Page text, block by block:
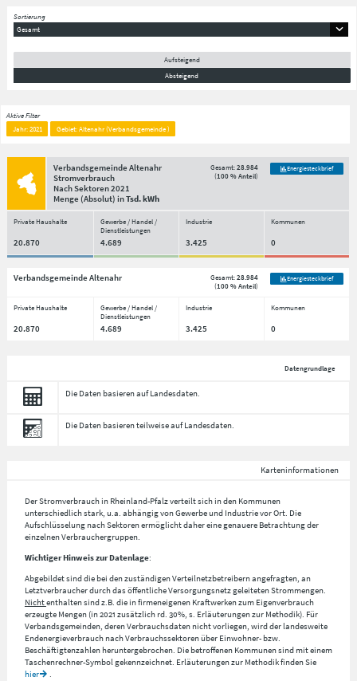
Sortierung
Gesamt
Aufsteigend
Absteigend
Aktive Filter
Jahr: 2021
Gebiet: Altenahr (Verbandsgemeinde )
Verbandsgemeinde Altenahr
Stromverbrauch
Nach Sektoren2021
Menge(Absolut) inTsd. kWh
Gesamt:28.984
(100 % Anteil)
Energiesteckbrief
Private Haushalte
Gewerbe / Handel /
Dienstleistungen
Industrie Kommunen
20.870 4.689 3.425 0
Verbandsgemeinde Altenahr Gesamt:28.984
(100 % Anteil)
Energiesteckbrief
Private Haushalte
Gewerbe / Handel /
Dienstleistungen
Industrie Kommunen
20.870 4.689 3.425 0
Datengrundlage
Die Daten basieren auf Landesdaten.
Die Daten basieren teilweise auf Landesdaten.
Karteninformationen
Der Stromverbrauch in Rheinland-Pfalz verteilt sich in den Kommunen
unterschiedlich stark, u.a. abhängig von Gewerbe und Industrie vor Ort. Die
Aufschlüsselung nachSektorenermöglicht daher eine genauere Betrachtung der
einzelnen Verbrauchergruppen.
Wichtiger Hinweis zur Datenlage:
Abgebildet sind die bei den zuständigen Verteilnetzbetreibern angefragten, an
Letztverbraucher durch das öffentliche Versorgungsnetz geleiteten Strommengen.
Nichtenthalten sind z.B. die in firmeneigenen Kraftwerken zum Eigenverbrauch
erzeugte Mengen (in 2021 zusätzlich rd. 30%, s. Erläuterungen zur Methodik). Für
Verbandsgemeinden, deren Verbrauchsdaten nicht vorliegen, wird der landesweite
Endenergieverbrauch nach Verbrauchssektoren über Einwohner- bzw.
Beschäftigtenzahlen heruntergebrochen. Die betroffenen Kommunen sind mit einem
Taschenrechner-Symbol gekennzeichnet. Erläuterungen zur Methodik finden Sie
hier
.